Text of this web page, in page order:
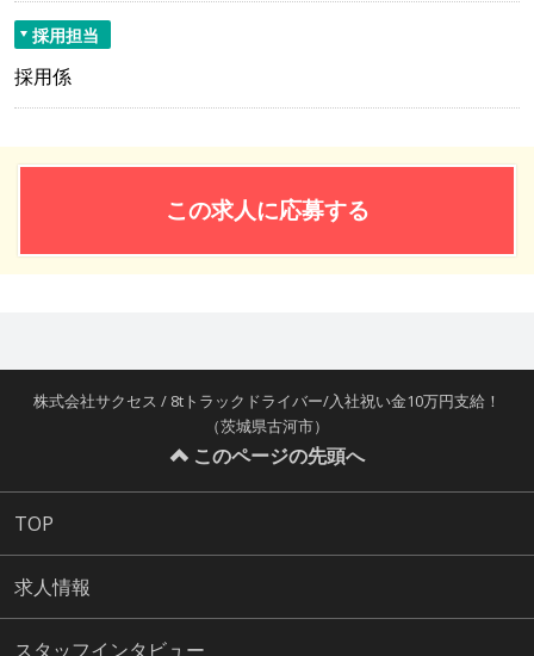
採用担当
採用係
この求人に応募する
株式会社サクセス / 8tトラックドライバー/入社祝い金10万円支給！
（茨城県古河市）
このページの先頭へ
TOP
求人情報
スタッフインタビュー